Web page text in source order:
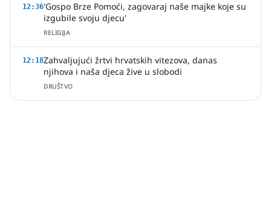
12:36'Gospo Brze Pomoći, zagovaraj naše majke koje su
izgubile svoju djecu'
RELIGIJA
12:18Zahvaljujući žrtvi hrvatskih vitezova, danas
njihova i naša djeca žive u slobodi
DRUŠTVO